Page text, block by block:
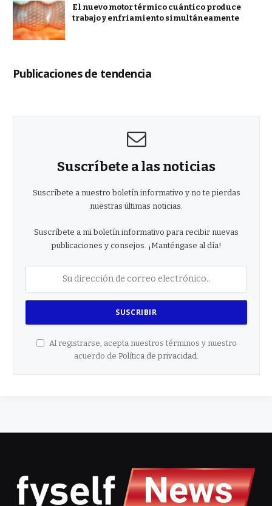
El nuevo motor térmico cuántico produce
trabajo y enfriamiento simultáneamente
Publicaciones de tendencia
Suscríbete a las noticias
Suscríbete a nuestro boletín informativo y no te pierdas
nuestras últimas noticias.
Suscríbete a mi boletín informativo para recibir nuevas
publicaciones y consejos. ¡Manténgase al día!
Al registrarse, acepta nuestros términos y nuestro
acuerdo de Política de privacidad